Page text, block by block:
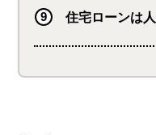
住宅ローンは